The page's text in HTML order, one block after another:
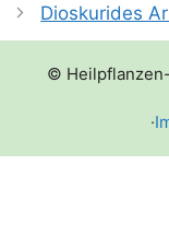
Dioskurides
©
·